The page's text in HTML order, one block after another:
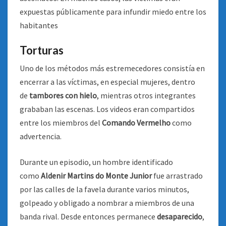
expuestas públicamente para infundir miedo entre los
habitantes
Torturas
Uno de los métodos más estremecedores consistía en
encerrar a las víctimas, en especial mujeres, dentro
de tambores con hielo, mientras otros integrantes
grababan las escenas. Los videos eran compartidos
entre los miembros del Comando Vermelhocomo
advertencia.
Durante un episodio, un hombre identificado
como Aldenir Martins do Monte Juniorfue arrastrado
por las calles de la favela durante varios minutos,
golpeado y obligado a nombrar a miembros de una
banda rival. Desde entonces permanece desaparecido,